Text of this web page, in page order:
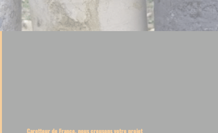
Carotteur de France, nous creusons votre projet